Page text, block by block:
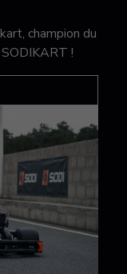
champion du
!